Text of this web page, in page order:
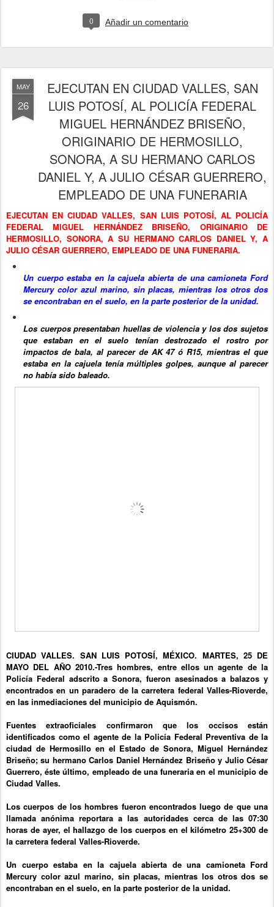
0 Añadir un comentario
MAY
26
EJECUTAN EN CIUDAD VALLES, SAN
LUIS POTOSÍ, AL POLICÍA FEDERAL
MIGUEL HERNÁNDEZ BRISEÑO,
ORIGINARIO DE HERMOSILLO,
SONORA, A SU HERMANO CARLOS
DANIEL Y, A JULIO CÉSAR GUERRERO,
EMPLEADO DE UNA FUNERARIA
EJECUTAN EN CIUDAD VALLES, SAN LUIS POTOSÍ, AL POLICÍA
FEDERAL MIGUEL HERNÁNDEZ BRISEÑO, ORIGINARIO DE
HERMOSILLO, SONORA, A SU HERMANO CARLOS DANIEL Y, A
JULIO CÉSAR GUERRERO, EMPLEADO DE UNA FUNERARIA.
Un cuerpo estaba en la cajuela abierta de una camioneta Ford
Mercury color azul marino, sin placas, mientras los otros dos
se encontraban en el suelo, en la parte posterior de la unidad.
Los cuerpos presentaban huellas de violencia y los dos sujetos
que estaban en el suelo tenían destrozado el rostro por
impactos de bala, al parecer de AK 47 ó R15, mientras el que
estaba en la cajuela tenía múltiples golpes, aunque al parecer
no había sido baleado.
CIUDAD VALLES. SAN LUIS POTOSÍ, MÉXICO. MARTES, 25 DE
MAYO DEL AÑO 2010.-Tres hombres, entre ellos un agente de la
Policía Federal adscrito a Sonora, fueron asesinados a balazos y
encontrados en un paradero de la carretera federal Valles-Rioverde,
en las inmediaciones del municipio de Aquismón.
Fuentes extraoficiales confirmaron que los occisos están
identificados como el agente de la Policía Federal Preventiva de la
ciudad de Hermosillo en el Estado de Sonora, Miguel Hernández
Briseño; su hermano Carlos Daniel Hernández Briseño y Julio César
Guerrero, éste último, empleado de una funeraria en el municipio de
Ciudad Valles.
Los cuerpos de los hombres fueron encontrados luego de que una
llamada anónima reportara a las autoridades cerca de las 07:30
horas de ayer, el hallazgo de los cuerpos en el kilómetro 25+300 de
la carretera federal Valles-Rioverde.
Un cuerpo estaba en la cajuela abierta de una camioneta Ford
Mercury color azul marino, sin placas, mientras los otros dos se
encontraban en el suelo, en la parte posterior de la unidad.